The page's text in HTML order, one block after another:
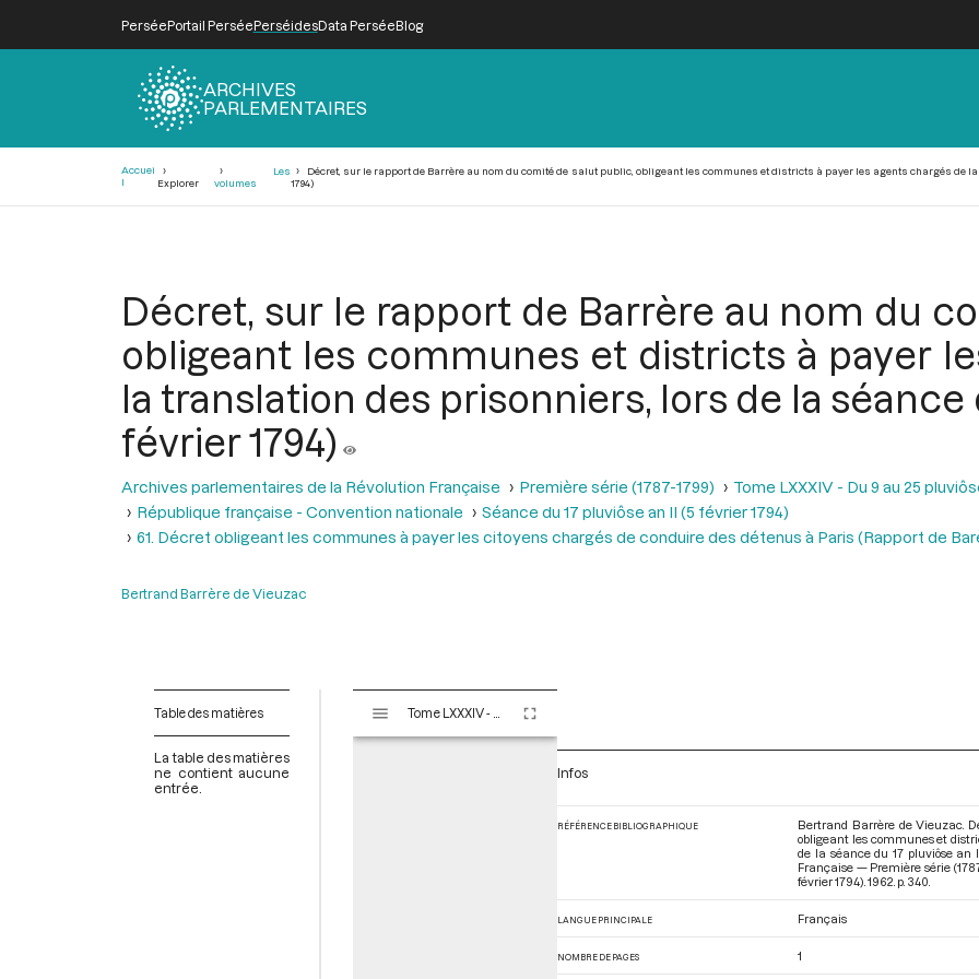
PerséePortail PerséePerséidesData PerséeBlog
ARCHIVES
PARLEMENTAIRES
Accuei
l
Explorer
Les
volumes
Décret, sur le rapport de Barrère au nom du comité de salut public, obligeant les communes et districts à payer les agents chargés de
1794)
Décret, sur le rapport de Barrère au nom du
obligeant les communes et districts à payer
la translation des prisonniers, lors de la séance
février 1794)
Archives parlementaires de la Révolution Française Première série (1787-1799)
Tome LXXXIV - Du 9 au 25
République française - Convention nationale
Séance du 17 pluviôse an II (5 février 1794)
61. Décret obligeant les communes à payer les citoyens chargés de conduire des détenus à Paris (Rapport de
Bertrand Barrère de Vieuzac
Table des matières
La table des matières
ne contient aucune
entrée.
s
Infos
RÉFÉRENCE BIBLIOGRAPHIQUE
Bertrand Barrère de Vieuzac.
obligeant les communes et
de la séance du 17 pluviôse an
Française — Première série
février 1794) . 1962. p. 340.
LANGUE PRINCIPALE Français
NOMBRE DE PAGES 1